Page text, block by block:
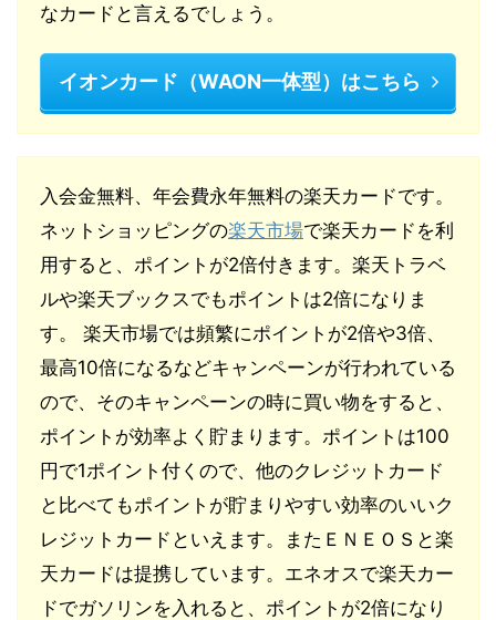
なカードと言えるでしょう。
イオンカード（WAON一体型）はこちら
入会金無料、年会費永年無料の楽天カードです。
ネットショッピングの楽天市場で楽天カードを利
用すると、ポイントが2倍付きます。楽天トラベ
ルや楽天ブックスでもポイントは2倍になりま
す。 楽天市場では頻繁にポイントが2倍や3倍、
最高10倍になるなどキャンペーンが行われている
ので、そのキャンペーンの時に買い物をすると、
ポイントが効率よく貯まります。ポイントは100
円で1ポイント付くので、他のクレジットカード
と比べてもポイントが貯まりやすい効率のいいク
レジットカードといえます。またＥＮＥＯＳと楽
天カードは提携しています。エネオスで楽天カー
ドでガソリンを入れると、ポイントが2倍になり